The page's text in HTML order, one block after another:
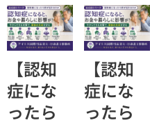
行ったら登
記の話がで
きず、司法
書士に行っ
たら税金が
分からな
い」ことで
生全体にも
広がってい
ます。
【認知
症にな
ったら
【認知
症にな
ったら